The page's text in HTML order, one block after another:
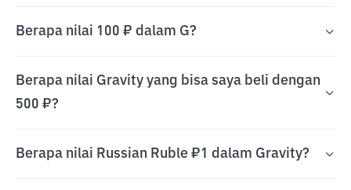
Berapa nilai 100 ₽ dalam G?
Berapa nilai Gravity yang bisa saya beli dengan
500 ₽?
Berapa nilai Russian Ruble ₽1 dalam Gravity?